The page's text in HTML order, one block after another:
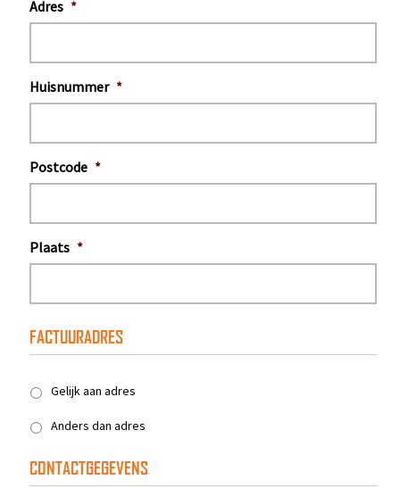
Adres *
Huisnummer *
Postcode *
Plaats *
FACTUURADRES
* Gelijk aan adres
Anders dan adres
CONTACTGEGEVENS